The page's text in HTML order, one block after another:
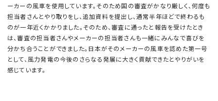
ーカーの風車を使用しています。そのため国の審査がかなり厳しく、何度も
担当者さんとやり取りをし、追加資料を提出し、通常半年ほどで終わるも
のが一年近くかかりました。そのため、審査に通ったと報告を受けたとき
は、審査の担当者さんやメーカーの担当者さんも一緒にみんなで喜びを
分かち合うことができました。日本がそのメーカーの風車を認めた第一号
として、風力発電の今後のさらなる発展に大きく貢献できたとやりがいを
感じています。